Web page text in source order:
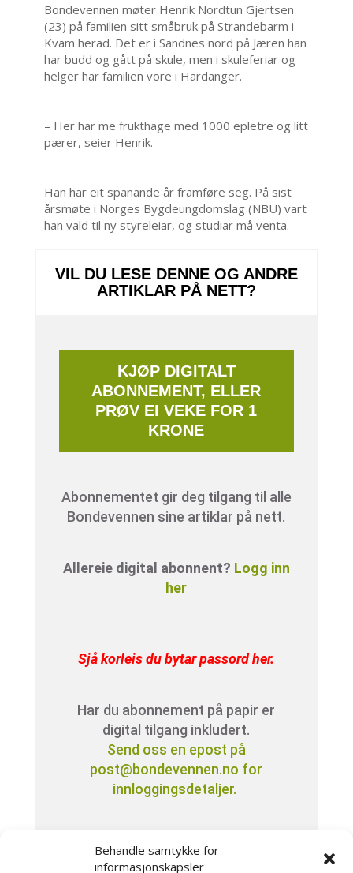
Behandle samtykke for
informasjonskapsler
Bondevennen møter Henrik Nordtun Gjertsen
(23) på familien sitt småbruk på Strandebarm i
Kvam herad. Det er i Sandnes nord på Jæren han
har budd og gått på skule, men i skuleferiar og
helger har familien vore i Hardanger.
– Her har me frukthage med 1000 epletre og litt
pærer, seier Henrik.
Han har eit spanande år framføre seg. På sist
årsmøte i Norges Bygdeungdomslag (NBU) vart
han vald til ny styreleiar, og studiar må venta.
VIL DU LESE DENNE OG ANDRE
ARTIKLAR PÅ NETT?
KJØP DIGITALT
ABONNEMENT, ELLER
PRØV EI VEKE FOR 1
KRONE
Abonnementet gir deg tilgang til alle
Bondevennen sine artiklar på nett.
Allereie digital abonnent? Logg inn
her
Sjå korleis du bytar passord her.
Har du abonnement på papir er
digital tilgang inkludert.
Send oss en epost på
post@bondevennen.no for
innloggingsdetaljer.
abonnement?